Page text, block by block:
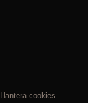
Hantera cookies